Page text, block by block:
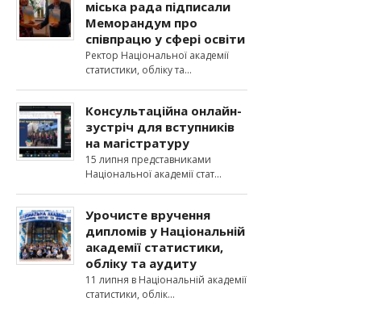
міська рада підписали
Меморандум про
співпрацю у сфері освіти
Ректор Національної академії
статистики, обліку та
Консультаційна онлайн-
зустріч для вступників
на магістратуру
15 липня представниками
Національної академії стат
Урочисте вручення
дипломів у Національній
академії статистики,
обліку та аудиту
11 липня в Національній академії
статистики, облік